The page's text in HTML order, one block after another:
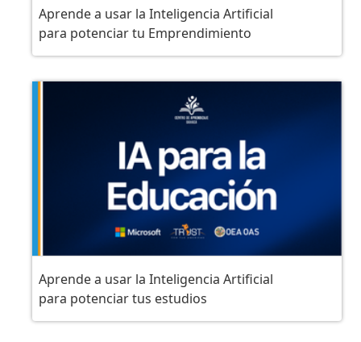
Aprende a usar la Inteligencia Artificial
para potenciar tu Emprendimiento
Aprende a usar la Inteligencia Artificial
para potenciar tus estudios